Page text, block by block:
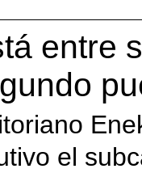
entre
el